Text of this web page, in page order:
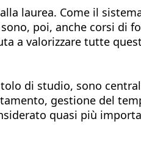
laurea. Come il
poi, anche corsi di
a valorizzare tutte
di studio, sono
gestione del
quasi più